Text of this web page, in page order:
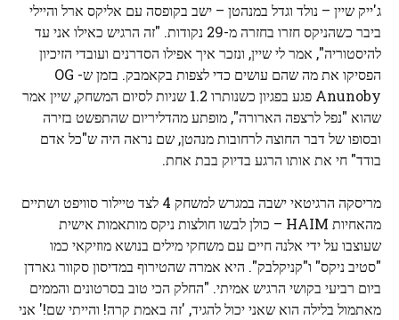
ג'ייק שיין – נולד וגדל במנהטן – ישב בקופסה עם אליקס ארל והיילי
ביבר כשהניקס חזרו בחזרה מ-29 נקודות. "זה הרגיש כאילו אני עד
להיסטוריה", אמר לי שיין, ונזכר איך אפילו הסדרנים ועובדי הזיכיון
הפסיקו את מה שהם עושים כדי לצפות בקאמבק. בזמן ש- OG
Anunoby פגע בפגיון כשנותרו 1.2 שניות לסיום המשחק, שיין אמר
שהוא "נפל לרצפה הארורה", מופתע מהדליריום שהתפשט בזירה
ובסופו של דבר החוצה לרחובות מנהטן, שם נראה היה ש"כל אדם
בודד" חי את אותו הרגע בדיוק בבת אחת.
מריסקה הרגיטאי ישבה במגרש למשחק 4 לצד טיילור סוויפט ושתיים
מהאחיות HAIM – כולן לבשו חולצות ניקס מותאמות אישית
שעוצבו על ידי אלנה חיים עם משחקי מילים בנושא מוזיקאי כמו
"סטיב ניקס" ו"קניקלבק". היא אמרה שהטירוף במדיסון סקוור גארדן
ביום רביעי בקושי הרגיש אמיתי. "החלק הכי טוב בסרטונים והממים
מאתמול בלילה הוא שאני יכול להגיד, 'זה באמת קרה! והייתי שם!' אני